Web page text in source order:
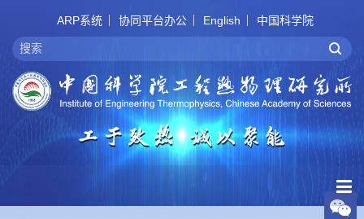
ARP系统 协同平台办公 English 中国科学院